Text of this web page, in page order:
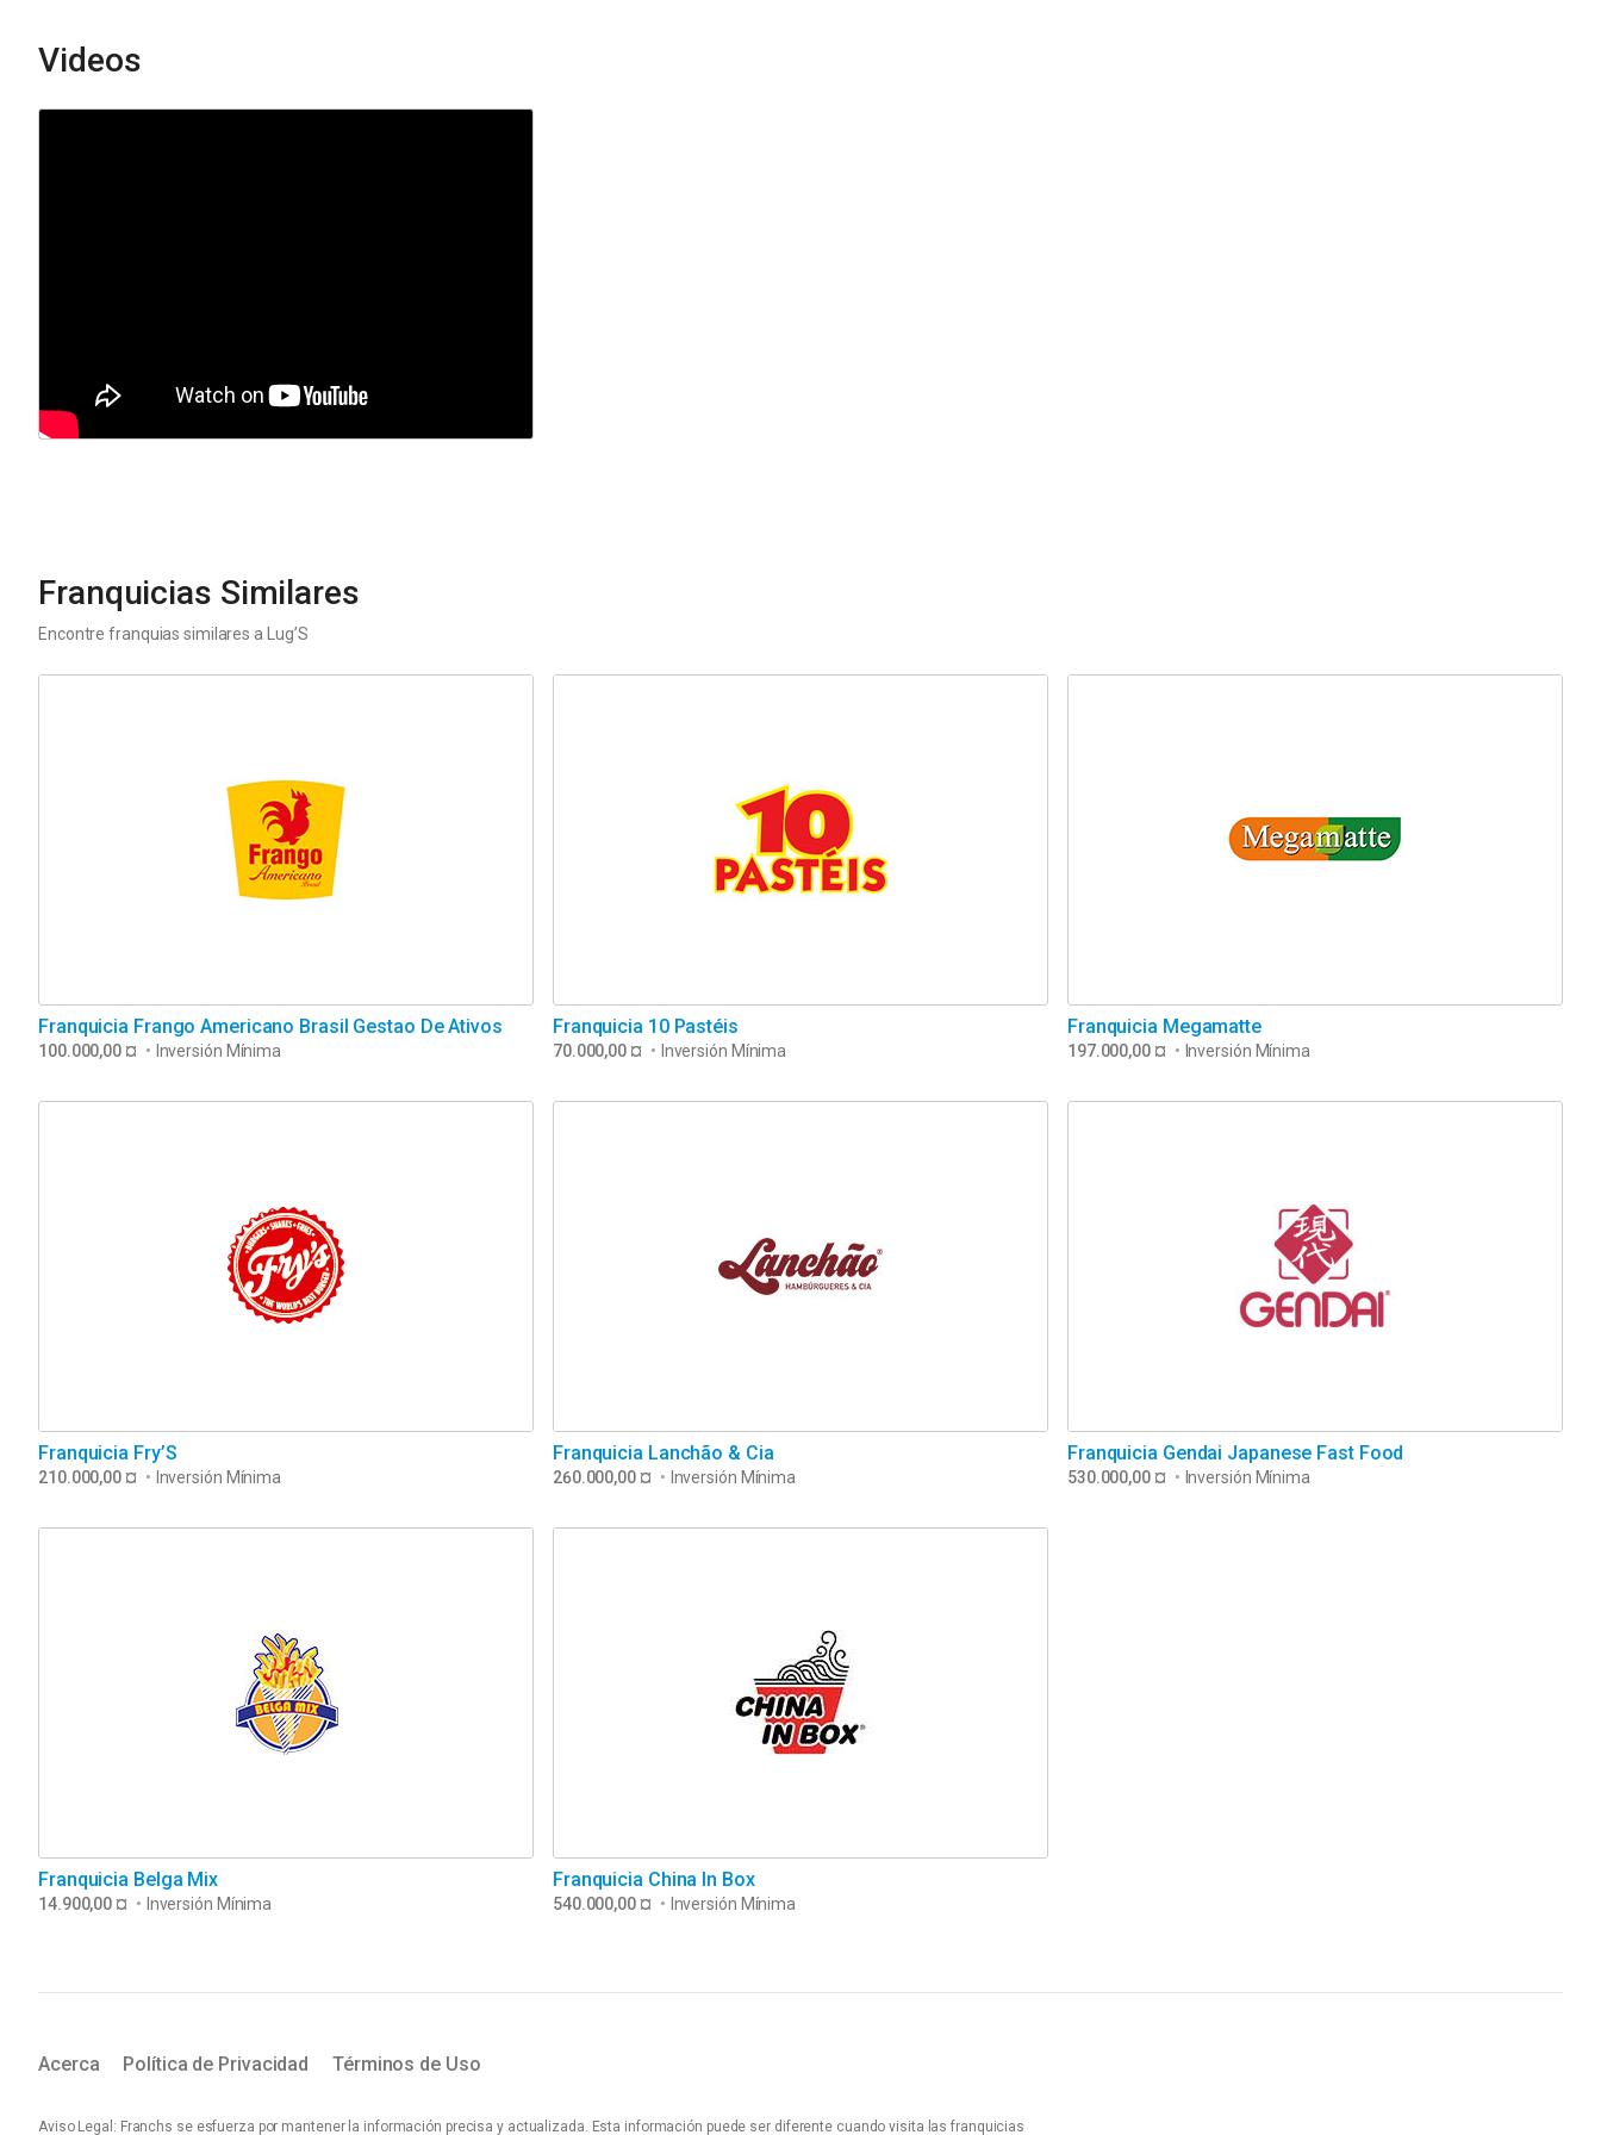
Videos
Franquicias Similares
Encontre franquias similares a Lug’S
100.000,00 ¤ • Inversión Mínima
Franquicia Frango Americano Brasil Gestao De Ativos
70.000,00 ¤ • Inversión Mínima
Franquicia 10 Pastéis
197.000,00 ¤ • Inversión Mínima
Franquicia Megamatte
210.000,00 ¤ • Inversión Mínima
Franquicia Fry’S
260.000,00 ¤ • Inversión Mínima
Franquicia Lanchão & Cia
530.000,00 ¤ • Inversión Mínima
Franquicia Gendai Japanese Fast Food
14.900,00 ¤ • Inversión Mínima
Franquicia Belga Mix
540.000,00 ¤ • Inversión Mínima
Franquicia China In Box
Acerca Política de Privacidad Términos de Uso
Aviso Legal: Franchs se esfuerza por mantener la información precisa y actualizada. Esta información puede ser diferente cuando visita las franquicias